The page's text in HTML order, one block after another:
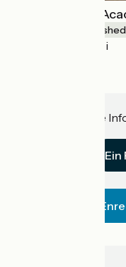
LA Maison des
Lodgings and
Le Grau-du-Roi
Haben Sie eine
Ein